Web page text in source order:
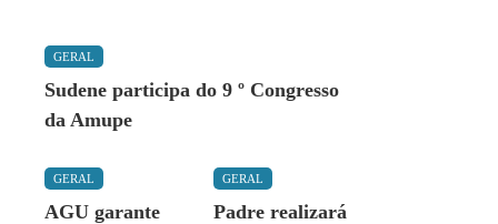
GERAL
Sudene participa do 9 º Congresso
da Amupe
GERAL
AGU garante
GERAL
Padre realizará